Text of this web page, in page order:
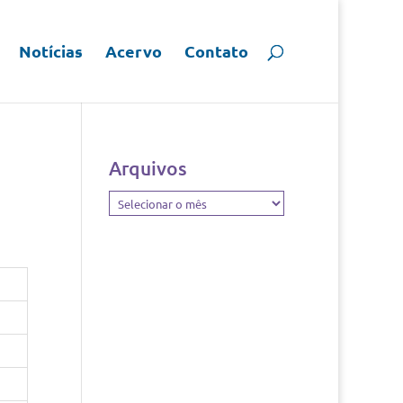
Notícias Acervo Contato
Arquivos
Arquivos